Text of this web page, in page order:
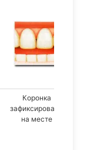
Коронка
зафиксирована
на месте